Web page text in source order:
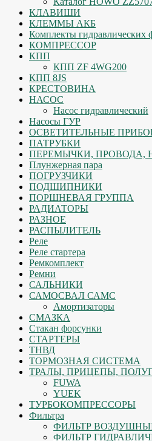
КЛАВИШИ
КЛЕММЫ АКБ
Комплекты гидравлических
КОМПРЕССОР
КПП
КПП ZF 4WG200
КПП 8JS
КРЕСТОВИНА
НАСОС
Насос гидравлический
Насосы ГУР
ОСВЕТИТЕЛЬНЫЕ
ПАТРУБКИ
ПЕРЕМЫЧКИ, ПРОВОДА,
Плунжерная пара
ПОГРУЗЧИКИ
ПОДШИПНИКИ
ПОРШНЕВАЯ ГРУППА
РАДИАТОРЫ
РАЗНОЕ
РАСПЫЛИТЕЛЬ
Реле
Реле стартера
Ремкомплект
Ремни
САЛЬНИКИ
САМОСВАЛ САМС
Амортизаторы
СМАЗКА
Стакан форсунки
СТАРТЕРЫ
ТНВД
ТОРМОЗНАЯ СИСТЕМА
ТРАЛЫ, ПРИЦЕПЫ,
FUWA
YUEK
ТУРБОКОМПРЕССОРЫ
Фильтра
ФИЛЬТР
ФИЛЬТР